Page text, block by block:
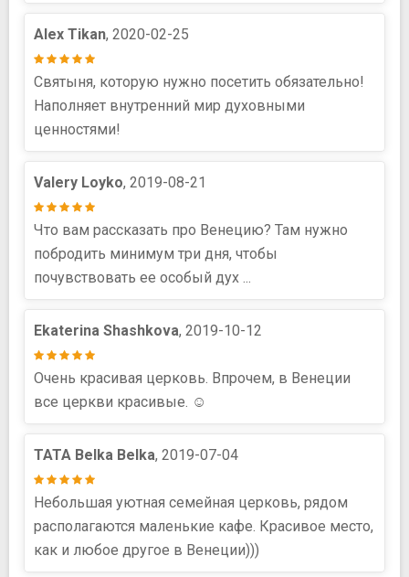
Alex Tikan, 2020-02-25
Святыня, которую нужно посетить обязательно!
Наполняет внутренний мир духовными
ценностями!
Valery Loyko, 2019-08-21
Что вам рассказать про Венецию? Там нужно
побродить минимум три дня, чтобы
почувствовать ее особый дух ...
Ekaterina Shashkova, 2019-10-12
Очень красивая церковь. Впрочем, в Венеции
все церкви красивые. ☺
TATA Belka Belka, 2019-07-04
Небольшая уютная семейная церковь, рядом
располагаются маленькие кафе. Красивое место,
как и любое другое в Венеции)))